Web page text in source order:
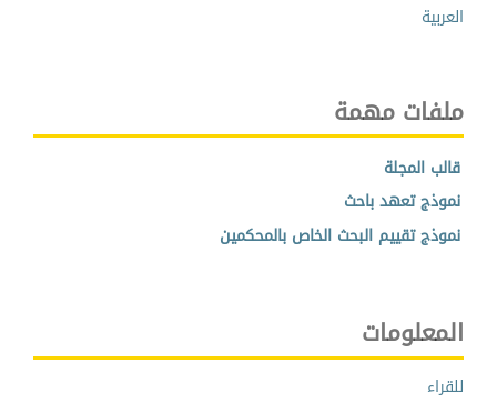
العربية
ملفات مهمة
قالب المجلة
نموذج تعهد باحث
نموذج تقييم البحث الخاص بالمحكمين
المعلومات
للقراء